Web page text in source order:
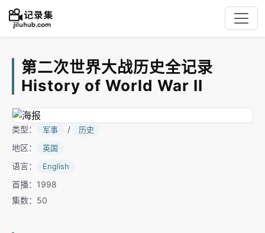
第二次世界大战历史全记录
History of World War II
类型： 军事 / 历史
地区： 英国
语言： English
首播：1998
集数：50